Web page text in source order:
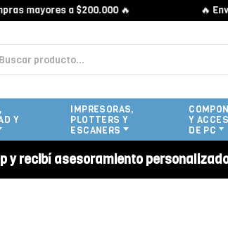
a $200.000 🔥 🔥 Envío
Y
IMPRESORAS,
PLOTTERS Y
ESCANERS
Y
DE PC
y recibí asesoramiento